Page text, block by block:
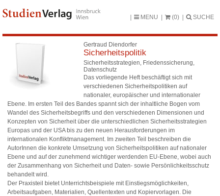
MENU (0) SUCHE
Gertraud Diendorfer
Sicherheitspolitik
Sicherheitsstrategien, Friedenssicherung,
Datenschutz
Das vorliegende Heft beschäftigt sich mit
verschiedenen Sicherheitspolitiken auf
nationaler, europäischer und internationaler
Ebene. Im ersten Teil des Bandes spannt sich der inhaltliche Bogen vom
Wandel des Sicherheitsbegriffs und den verschiedenen Dimensionen und
Konzepten von Sicherheit über die unterschiedlichen Sicherheitsstrategien
Europas und der USA bis zu den neuen Herausforderungen im
internationalen Konfliktmanagement. Im zweiten Teil beschreiben die
AutorInnen die konkrete Umsetzung von Sicherheitspolitiken auf nationaler
Ebene und auf der zunehmend wichtiger werdenden EU-Ebene, wobei auch
der Zusammenhang von Sicherheit und Daten- sowie Persönlichkeitsschutz
behandelt wird.
Der Praxisteil bietet Unterrichtsbeispiele mit Einstiegsmöglichkeiten,
Arbeitsaufgaben, Materialien, Quellentexten und Kopiervorlagen. Die